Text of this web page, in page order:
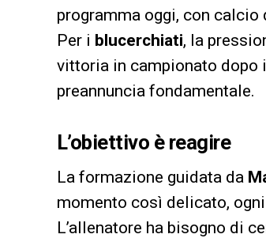
programma oggi, con
Per i blucerchiati, la
vittoria in campionato dopo
preannuncia fondamentale.
L’obiettivo è reagire
La formazione guidata da
momento così delicato,
L’allenatore ha bisogno di